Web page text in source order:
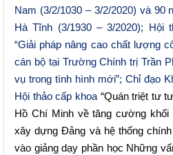
Nam (3/2/1030 – 3/2/2020) và 90
Hà Tĩnh (3/1930 – 3/2020); Hội
“Giải pháp nâng cao chất lượng
cán bộ tại Trường Chính trị Trần
vụ trong tình hình mới”; Chỉ đạo
Hội thảo cấp khoa “Quán triệt tư
Hồ Chí Minh về tăng cường khối
xây dựng Đảng và hệ thống
vào giảng dạy phần học Những